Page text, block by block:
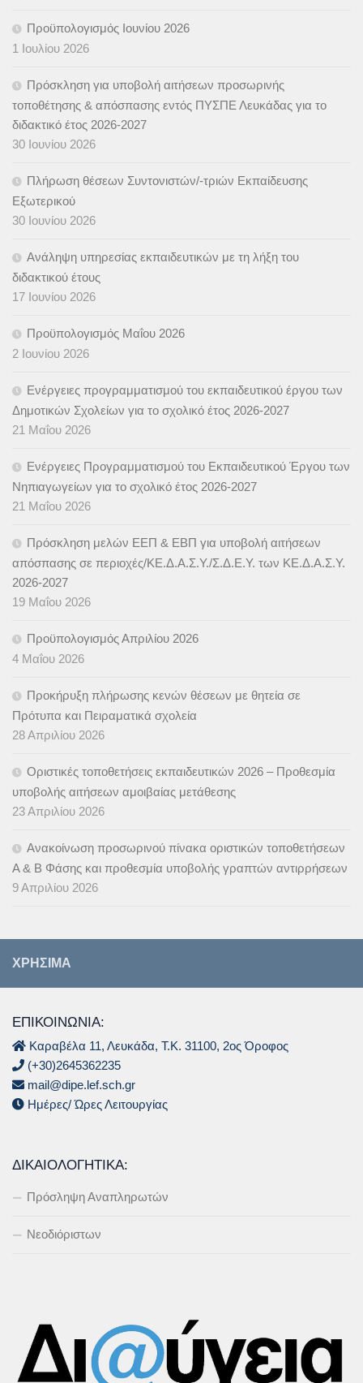
Προϋπολογισμός Ιουνίου 2026
1 Ιουλίου 2026
Πρόσκληση για υποβολή αιτήσεων προσωρινής
τοποθέτησης & απόσπασης εντός ΠΥΣΠΕ Λευκάδας για το
διδακτικό έτος 2026-2027
30 Ιουνίου 2026
Πλήρωση θέσεων Συντονιστών/-τριών Εκπαίδευσης
Εξωτερικού
30 Ιουνίου 2026
Ανάληψη υπηρεσίας εκπαιδευτικών με τη λήξη του
διδακτικού έτους
17 Ιουνίου 2026
Προϋπολογισμός Μαΐου 2026
2 Ιουνίου 2026
Ενέργειες προγραμματισμού του εκπαιδευτικού έργου των
Δημοτικών Σχολείων για το σχολικό έτος 2026-2027
21 Μαΐου 2026
Ενέργειες Προγραμματισμού του Εκπαιδευτικού Έργου των
Νηπιαγωγείων για το σχολικό έτος 2026-2027
21 Μαΐου 2026
Πρόσκληση μελών ΕΕΠ & ΕΒΠ για υποβολή αιτήσεων
απόσπασης σε περιοχές/ΚΕ.Δ.Α.Σ.Υ./Σ.Δ.Ε.Υ. των ΚΕ.Δ.Α.Σ.Υ.
2026-2027
19 Μαΐου 2026
Προϋπολογισμός Απριλίου 2026
4 Μαΐου 2026
Προκήρυξη πλήρωσης κενών θέσεων με θητεία σε
Πρότυπα και Πειραματικά σχολεία
28 Απριλίου 2026
Οριστικές τοποθετήσεις εκπαιδευτικών 2026 – Προθεσμία
υποβολής αιτήσεων αμοιβαίας μετάθεσης
23 Απριλίου 2026
Ανακοίνωση προσωρινού πίνακα οριστικών τοποθετήσεων
Α & B Φάσης και προθεσμία υποβολής γραπτών αντιρρήσεων
9 Απριλίου 2026
ΧΡΉΣΙΜΑ
ΕΠΙΚΟΙΝΩΝΙΑ:
Καραβέλα 11, Λευκάδα, Τ.Κ. 31100, 2ος Όροφος
(+30)2645362235
mail@dipe.lef.sch.gr
Ημέρες/ Ώρες Λειτουργίας
ΔΙΚΑΙΟΛΟΓΗΤΙΚΆ:
Πρόσληψη Αναπληρωτών
Νεοδιόριστων